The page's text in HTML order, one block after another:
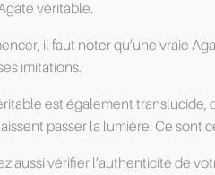
véritable.
il faut noter qu’une vraie
imitations.
est également translucide,
passer la lumière. Ce sont
aussi vérifier l’authenticité de